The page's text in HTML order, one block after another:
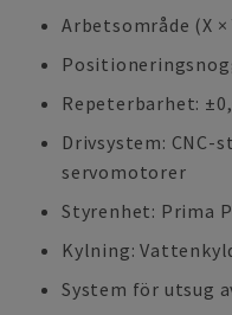
Arbetsområde (X ×
Repeterbarhet:
Drivsystem: CNC-
servomotorer
Styrenhet: Prima
Kylning:
System för utsug